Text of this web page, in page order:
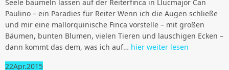
Seele baumeln lassen auf der Reiterfinca in Llucmajor Can
Paulino – ein Paradies für Reiter Wenn ich die Augen schließe
und mir eine mallorquinische Finca vorstelle – mit großen
Bäumen, bunten Blumen, vielen Tieren und lauschigen Ecken –
dann kommt das dem, was ich auf… hier weiter lesen
22Apr.2015